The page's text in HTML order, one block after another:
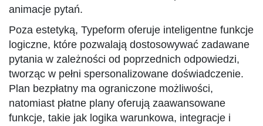
animacje pytań.
Poza estetyką, Typeform oferuje inteligentne funkcje
logiczne, które pozwalają dostosowywać zadawane
pytania w zależności od poprzednich odpowiedzi,
tworząc w pełni spersonalizowane doświadczenie.
Plan bezpłatny ma ograniczone możliwości,
natomiast płatne plany oferują zaawansowane
funkcje, takie jak logika warunkowa, integracje i